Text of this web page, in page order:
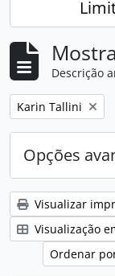
Descrição
Remover filtro:
Karin Tallini
Opções
Visualizar
Visualização
Ordenar